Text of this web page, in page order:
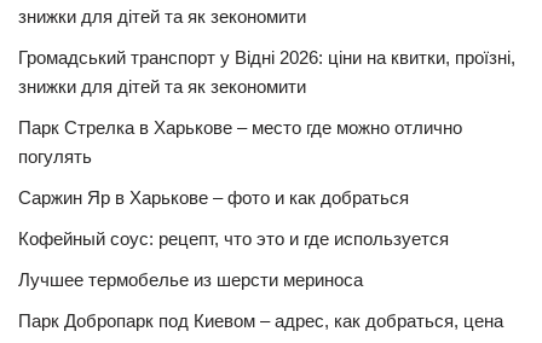
знижки для дітей та як зекономити
Громадський транспорт у Відні 2026: ціни на квитки, проїзні,
знижки для дітей та як зекономити
Парк Стрелка в Харькове – место где можно отлично
погулять
Саржин Яр в Харькове – фото и как добраться
Кофейный соус: рецепт, что это и где используется
Лучшее термобелье из шерсти мериноса
Парк Добропарк под Киевом – адрес, как добраться, цена